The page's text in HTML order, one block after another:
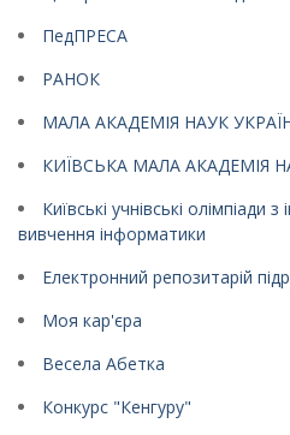
ПедПРЕСА
РАНОК
МАЛА АКАДЕМІЯ НАУК
КИЇВСЬКА МАЛА АКАДЕМІЯ
Київські учнівські олімпіади
вивчення інформатики
Електронний репозитарій
Моя кар'єра
Весела Абетка
Конкурс "Кенгуру"